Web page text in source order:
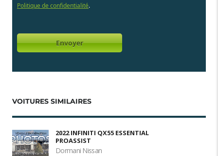
Politique de confidentialité.
VOITURES SIMILAIRES
2022 INFINITI QX55 ESSENTIAL
PROASSIST
Dormani Nissan